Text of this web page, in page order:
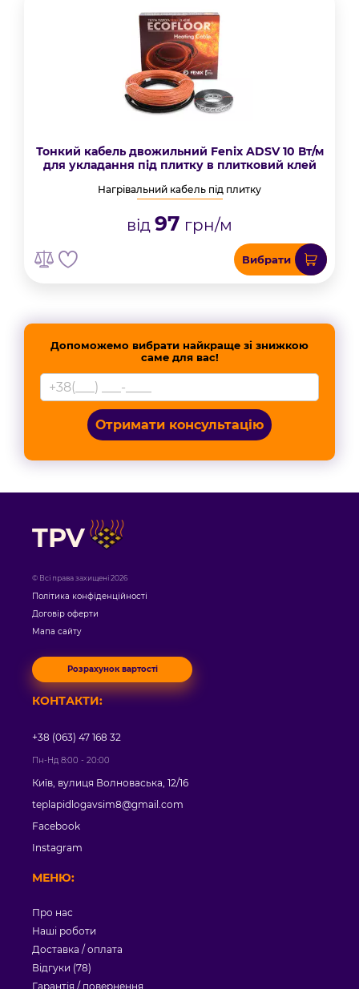
Тонкий кабель двожильний Fenix ADSV 10 Вт/м
для укладання під плитку в плитковий клей
Нагрівальний кабель під плитку
від 97 грн/м
Вибрати
Допоможемо вибрати найкраще зі знижкою
саме для вас!
Отримати консультацію
TPV
© Всі права захищені 2026
Політика конфіденційності
Договір оферти
Мапа сайту
Розрахунок вартості
МЕНЮ:
Про нас
Наші роботи
Доставка / оплата
Відгуки (78)
Гарантія / повернення
КОНТАКТИ:
+38 (063) 47 168 32
Пн-Нд 8:00 - 20:00
Київ, вулиця Волноваська, 12/16
teplapidlogavsim8@gmail.com
Facebook
Instagram